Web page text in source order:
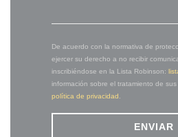
De acuerdo con la normativa de
ejercer su derecho a no recibir
inscribiéndose en la Lista Robinson:
información sobre el tratamiento de
política de privacidad